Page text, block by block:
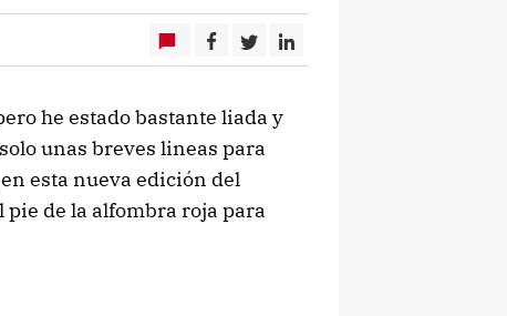
he estado bastante liada y
unas breves lineas para
esta nueva edición del
pie de la alfombra roja para